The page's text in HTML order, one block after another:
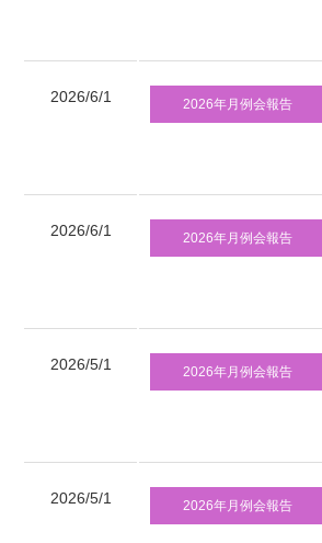
2026/6/1 2026年月例会報告
2026/6/1 2026年月例会報告
2026/5/1 2026年月例会報告
2026/5/1 2026年月例会報告